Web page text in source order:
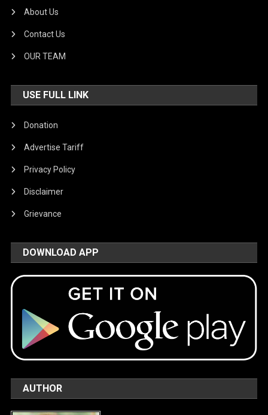
About Us
Contact Us
OUR TEAM
USE FULL LINK
Donation
Advertise Tariff
Privacy Policy
Disclaimer
Grievance
DOWNLOAD APP
AUTHOR